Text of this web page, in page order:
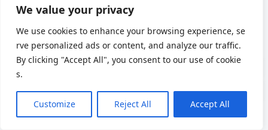
We value your privacy
We use cookies to enhance your browsing experience, se
rve personalized ads or content, and analyze our traffic.
By clicking "Accept All", you consent to our use of cookie
s.
Customize Reject All Accept All